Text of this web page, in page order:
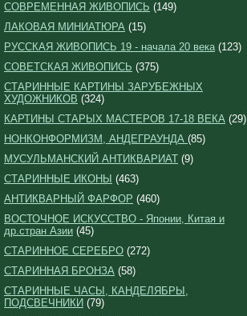
СОВРЕМЕННАЯ ЖИВОПИСЬ (149)
ЛАКОВАЯ МИНИАТЮРА (15)
РУССКАЯ ЖИВОПИСЬ 19 - начала 20 века(123)
СОВЕТСКАЯ ЖИВОПИСЬ (375)
СТАРИННЫЕ КАРТИНЫ ЗАРУБЕЖНЫХ
ХУДОЖНИКОВ (324)
КАРТИНЫ СТАРЫХ МАСТЕРОВ 17-18 ВЕКА (29)
НОНКОНФОРМИЗМ, АНДЕГРАУНДА (85)
МУСУЛЬМАНСКИЙ АНТИКВАРИАТ (9)
СТАРИННЫЕ ИКОНЫ (463)
АНТИКВАРНЫЙ ФАРФОР (460)
ВОСТОЧНОЕ ИСКУССТВО - Японии, Китая и
др.стран Азии (45)
СТАРИННОЕ СЕРЕБРО (272)
СТАРИННАЯ БРОНЗА (58)
СТАРИННЫЕ ЧАСЫ, КАНДЕЛЯБРЫ,
ПОДСВЕЧНИКИ (79)